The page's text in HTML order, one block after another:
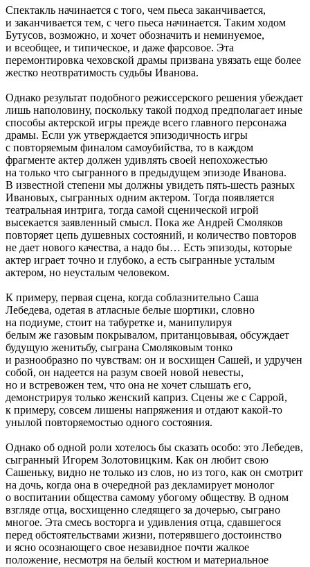
Спектакль начинается с того, чем пьеса заканчивается,
и заканчивается тем, с чего пьеса начинается. Таким ходом
Бутусов, возможно, и хочет обозначить и неминуемое,
и всеобщее, и типическое, и даже фарсовое. Эта
перемонтировка чеховской драмы призвана увязать еще более
жестко неотвратимость судьбы Иванова.
Однако результат подобного режиссерского решения убеждает
лишь наполовину, поскольку такой подход предполагает иные
способы актерской игры прежде всего главного персонажа
драмы. Если уж утверждается эпизодичность игры
с повторяемым финалом самоубийства, то в каждом
фрагменте актер должен удивлять своей непохожестью
на только что сыгранного в предыдущем эпизоде Иванова.
В известной степени мы должны увидеть пять-шесть разных
Ивановых, сыгранных одним актером. Тогда появляется
театральная интрига, тогда самой сценической игрой
высекается заявленный смысл. Пока же Андрей Смоляков
повторяет цепь душевных состояний, и количество повторов
не дает нового качества, а надо бы… Есть эпизоды, которые
актер играет точно и глубоко, а есть сыгранные усталым
актером, но неусталым человеком.
К примеру, первая сцена, когда соблазнительно Саша
Лебедева, одетая в атласные белые шортики, словно
на подиуме, стоит на табуретке и, манипулируя
белым же газовым покрывалом, пританцовывая, обсуждает
будущую женитьбу, сыграна Смоляковым тонко
и разнообразно по чувствам: он и восхищен Сашей, и удручен
собой, он надеется на разум своей новой невесты,
но и встревожен тем, что она не хочет слышать его,
демонстрируя только женский каприз. Сцены же с Саррой,
к примеру, совсем лишены напряжения и отдают какой-то
унылой повторяемостью одного состояния.
Однако об одной роли хотелось бы сказать особо: это Лебедев,
сыгранный Игорем Золотовицким. Как он любит свою
Сашеньку, видно не только из слов, но из того, как он смотрит
на дочь, когда она в очередной раз декламирует монолог
о воспитании общества самому убогому обществу. В одном
взгляде отца, восхищенно следящего за дочерью, сыграно
многое. Эта смесь восторга и удивления отца, сдавшегося
перед обстоятельствами жизни, потерявшего достоинство
и ясно осознающего свое незавидное почти жалкое
положение, несмотря на белый костюм и материальное